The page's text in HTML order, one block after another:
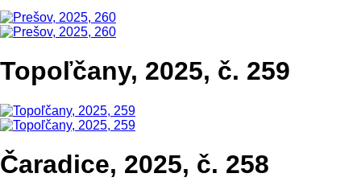
Topoľčany, 2025, č. 259
Čaradice, 2025, č. 258